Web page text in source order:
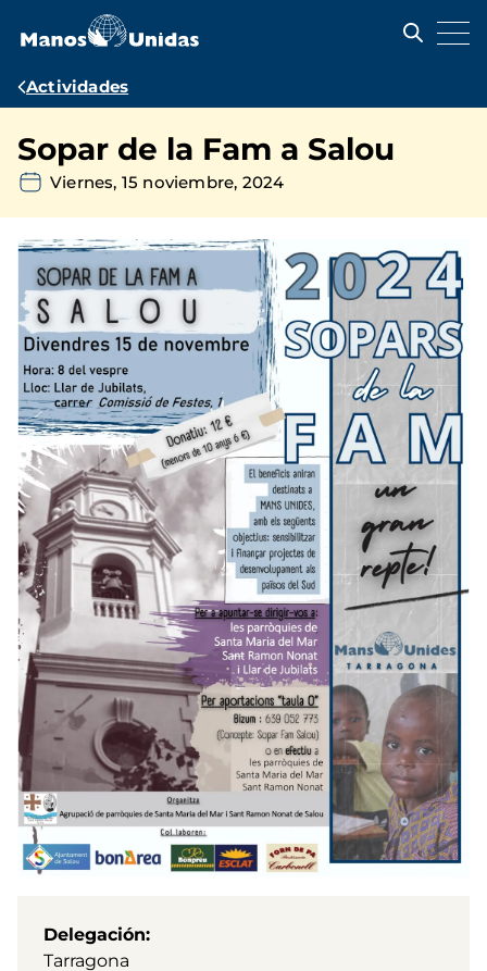
contenido
Ruta
navegación
Actividades
Sopar de la Fam a Salou
Viernes, 15 noviembre, 2024
Delegación
Tarragona